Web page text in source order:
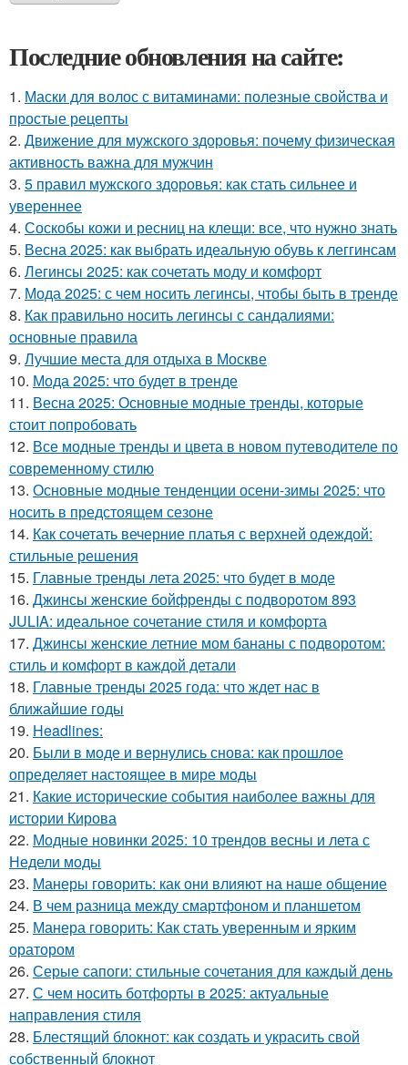
Последние обновления на сайте:
1. Маски для волос с витаминами: полезные свойства и
простые рецепты
2. Движение для мужского здоровья: почему физическая
активность важна для мужчин
3. 5 правил мужского здоровья: как стать сильнее и
увереннее
4. Соскобы кожи и ресниц на клещи: все, что нужно знать
5. Весна 2025: как выбрать идеальную обувь к леггинсам
6. Легинсы 2025: как сочетать моду и комфорт
7. Мода 2025: с чем носить легинсы, чтобы быть в тренде
8. Как правильно носить легинсы с сандалиями:
основные правила
9. Лучшие места для отдыха в Москве
10. Мода 2025: что будет в тренде
11. Весна 2025: Основные модные тренды, которые
стоит попробовать
12. Все модные тренды и цвета в новом путеводителе по
современному стилю
13. Основные модные тенденции осени-зимы 2025: что
носить в предстоящем сезоне
14. Как сочетать вечерние платья с верхней одеждой:
стильные решения
15. Главные тренды лета 2025: что будет в моде
16. Джинсы женские бойфренды с подворотом 893
JULIA: идеальное сочетание стиля и комфорта
17. Джинсы женские летние мом бананы с подворотом:
стиль и комфорт в каждой детали
18. Главные тренды 2025 года: что ждет нас в
ближайшие годы
19. Headlines:
20. Были в моде и вернулись снова: как прошлое
определяет настоящее в мире моды
21. Какие исторические события наиболее важны для
истории Кирова
22. Модные новинки 2025: 10 трендов весны и лета с
Недели моды
23. Манеры говорить: как они влияют на наше общение
24. В чем разница между смартфоном и планшетом
25. Манера говорить: Как стать уверенным и ярким
оратором
26. Серые сапоги: стильные сочетания для каждый день
27. С чем носить ботфорты в 2025: актуальные
направления стиля
28. Блестящий блокнот: как создать и украсить свой
собственный блокнот